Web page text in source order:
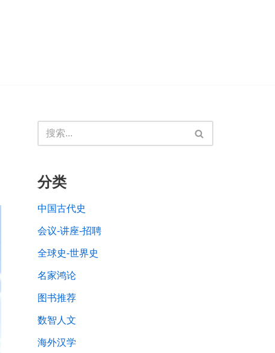
分类
中国古代史
会议-讲座-招聘
全球史-世界史
名家鸿论
图书推荐
数智人文
海外汉学